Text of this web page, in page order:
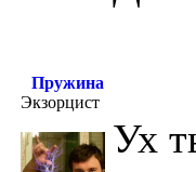
Пружина
Экзорцист
Ух